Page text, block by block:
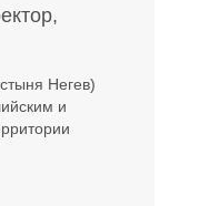
Негев)
и